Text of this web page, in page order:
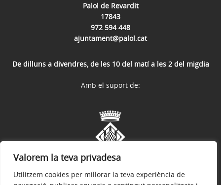
Valorem la teva privadesa
Utilitzem cookies per millorar la teva experiència de
Palol de Revardit
17843
972 594 448
ajuntament@palol.cat
De dilluns a divendres, de les 10 del matí a les 2 del migdia
Amb el suport de: